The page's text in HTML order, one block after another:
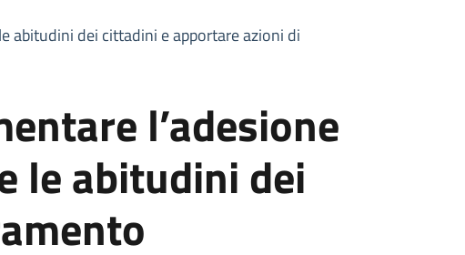
abitudini dei cittadini e apportare azioni di
l’adesione
le abitudini dei